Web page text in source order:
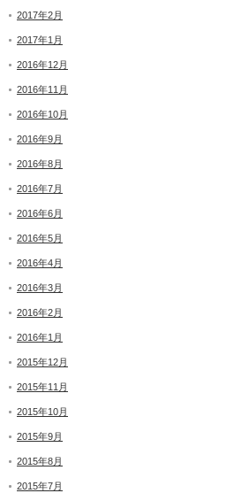
2017年2月
2017年1月
2016年12月
2016年11月
2016年10月
2016年9月
2016年8月
2016年7月
2016年6月
2016年5月
2016年4月
2016年3月
2016年2月
2016年1月
2015年12月
2015年11月
2015年10月
2015年9月
2015年8月
2015年7月